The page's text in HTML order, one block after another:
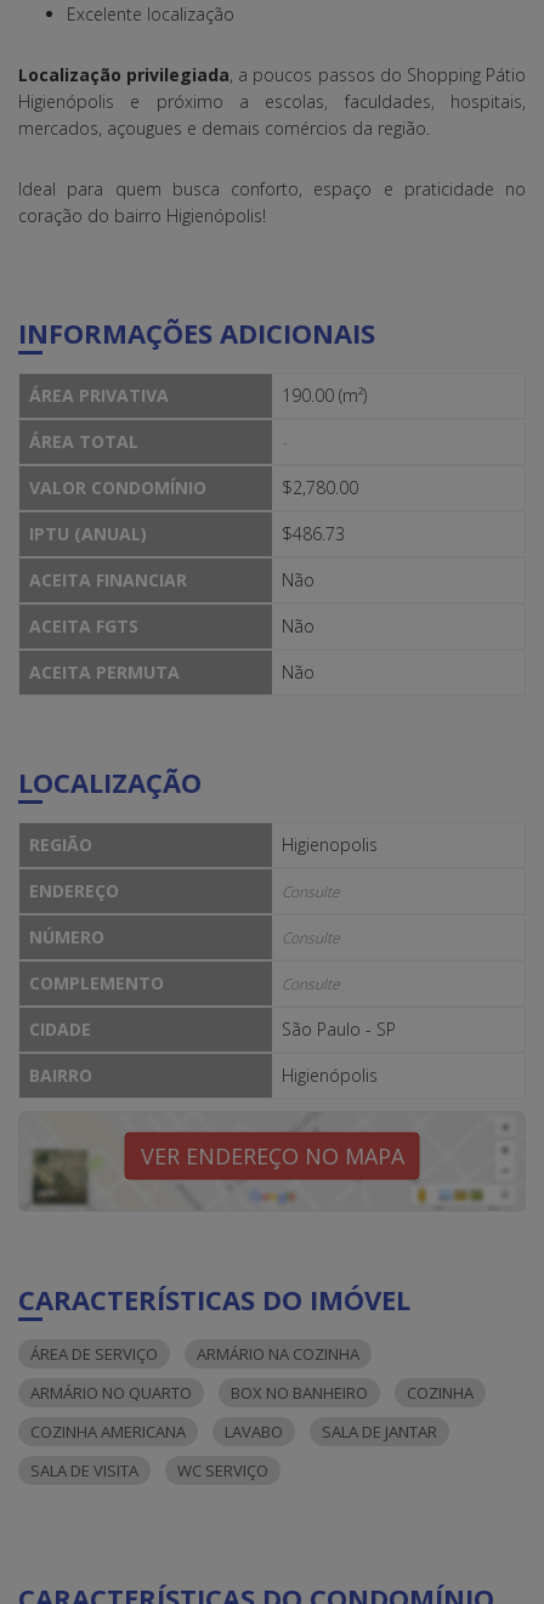
Excelente localização
Localização privilegiada, a poucos passos do Shopping Pátio
Higienópolis e próximo a escolas, faculdades, hospitais,
mercados, açougues e demais comércios da região.
Ideal para quem busca conforto, espaço e praticidade no
coração do bairro Higienópolis!
INFORMAÇÕES ADICIONAIS
ÁREA PRIVATIVA
190.00 (m²)
ÁREA TOTAL
-
VALOR CONDOMÍNIO
$2,780.00
IPTU (ANUAL)
$486.73
ACEITA FINANCIAR
Não
ACEITA FGTS
Não
ACEITA PERMUTA
Não
LOCALIZAÇÃO
REGIÃO
Higienopolis
ENDEREÇO
Consulte
NÚMERO Consulte
COMPLEMENTO Consulte
CIDADE
São Paulo - SP
BAIRRO
Higienópolis
VER ENDEREÇO NO MAPA
CARACTERÍSTICAS DO IMÓVEL
ÁREA DE SERVIÇO
ARMÁRIO NA COZINHA
ARMÁRIO NO QUARTO
BOX NO BANHEIRO
COZINHA
COZINHA AMERICANA
LAVABO
SALA DE JANTAR
SALA DE VISITA
WC SERVIÇO